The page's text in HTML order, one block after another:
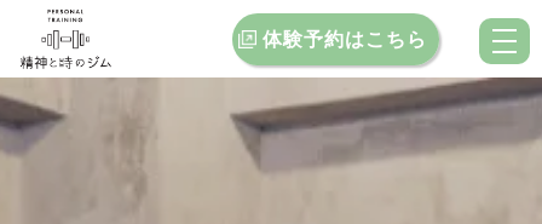
体験予約はこちら
トップ